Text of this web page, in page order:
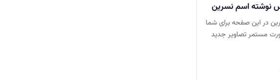
نوشته اسم نسرین
در این صفحه برای شما
مستمر تصاویر جدید